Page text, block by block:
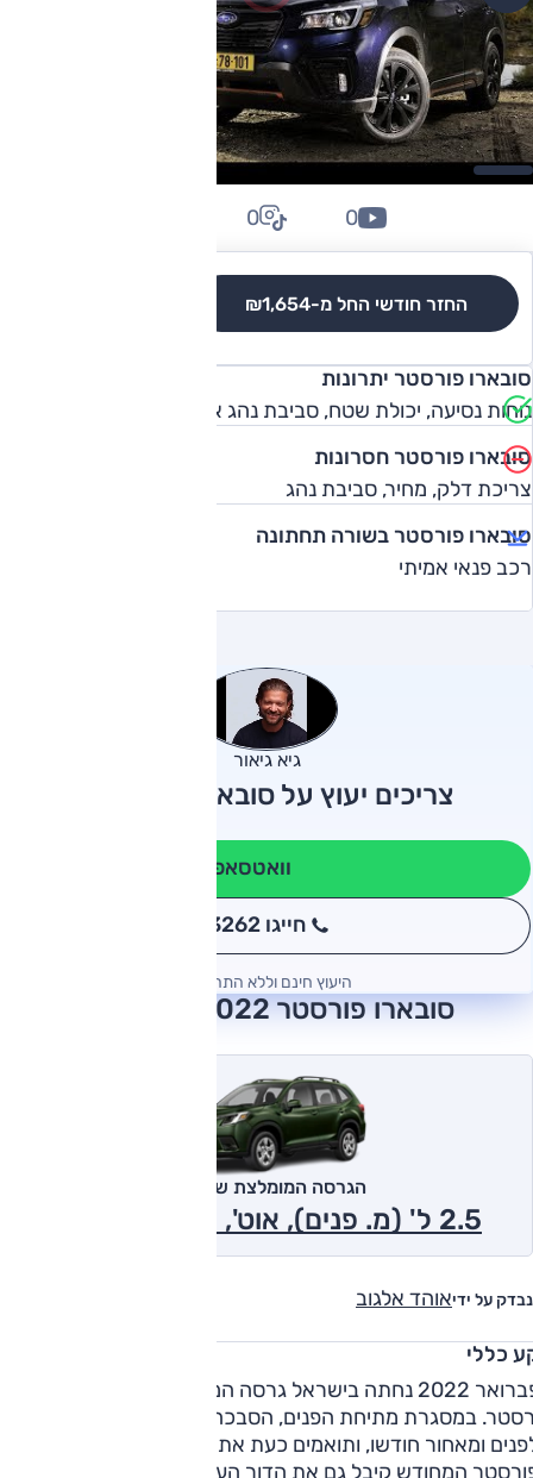
החזר חודשי החל מ-₪1,654
0
0
סובארו פורסטר יתרונות
נוחות נסיעה, יכולת שטח, סביבת נהג אוורירית
סובארו פורסטר חסרונות
צריכת דלק, מחיר, סביבת נהג
סובארו פורסטר בשורה תחתונה
רכב פנאי אמיתי
גיא גיאור
צריכים יעוץ על סובארו פורסטר?
וואטסאפ
חייגו 3262
היעוץ חינם וללא התחייבות
סובארו פורסטר 2022 חוות דעת
נבדק על ידיאוהד אלגוב
הגרסה המומלצת של אוטו
2.5 ל' (מ. פנים), אוט', Z, 4x4 2022
כללי
בפברואר 2022 נחתה בישראל גרסה המעודכנת של סובארו
במסגרת מתיחת הפנים, הסבכה, יחידות התאורה
ומאחור חודשו, ותואמים כעת את שאר דגמי היצרנית.
המחודש קיבל גם את הדור העדכני של מערכת הבטיחות